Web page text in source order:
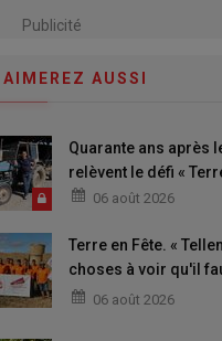
Publicité
AUSSI
Quarante ans après
relèvent le défi «
06 août 2026
Terre en Fête. «
choses à voir qu'il
deux jours »
06 août 2026